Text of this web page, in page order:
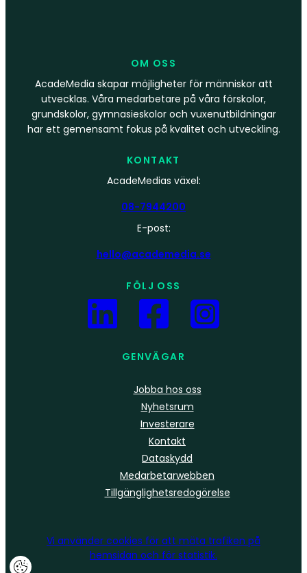
OM OSS
AcadeMedia skapar möjligheter för människor att
utvecklas. Våra medarbetare på våra förskolor,
grundskolor, gymnasieskolor och vuxenutbildningar
har ett gemensamt fokus på kvalitet och utveckling.
KONTAKT
AcadeMedias växel:
08-7944200
E-post:
hello@academedia.se
FÖLJ OSS
GENVÄGAR
Jobba hos oss
Nyhetsrum
Investerare
Kontakt
Dataskydd
Medarbetarwebben
Tillgänglighetsredogörelse
Vi använder cookies för att mäta trafiken på
hemsidan och för statistik.